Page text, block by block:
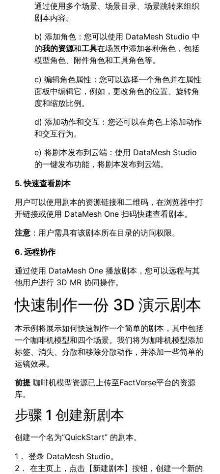
通过使用多个场景、场景目录、场景跳转来组织
剧本内容。
b) 添加角色：您可以使用 DataMesh Studio 中
的我的资源和工具在场景中添加各种角色，包括
模型角色、附件角色和工具角色等。
c) 编辑角色属性：您可以选择一个角色并在属性
面板中编辑它，例如，更改角色的位置、旋转角
度和缩放比例。
d) 添加动作和交互：您还可以在角色上添加动作
和交互行为。
e) 将剧本发布到云端：使用 DataMesh Studio
的一键发布功能，将剧本发布到云端。
5. 快速查看剧本
用户可以使用剧本的资源链接和二维码，在浏览器中打
开链接或使用 DataMesh One 扫码快速查看剧本。
注意 ：用户需具有该剧本所在目录的访问权限。
6. 远程协作
通过使用 DataMesh One 播放剧本，您可以远程与其
他用户进行 3D MR 协同操作。
快速制作一份 3D 演示剧本
本示例将展示如何快速制作一个简单的剧本，其中包括
一个咖啡机模型和四个场景。我们将为咖啡机模型添加
标签、消失、分散和移除分散动作，并添加一些简单的
运镜效果。
前提 咖啡机模型资源已上传至FactVerse平台的资源
库。
步骤 1 创建新剧本
创建一个名为“QuickStart” 的剧本。
1． 登录 DataMesh Studio。
2． 在主页上，点击【新建剧本】按钮，创建一个新的